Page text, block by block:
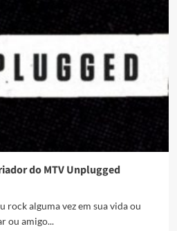
do MTV Unplugged
rock alguma vez em sua vida ou
ou amigo...